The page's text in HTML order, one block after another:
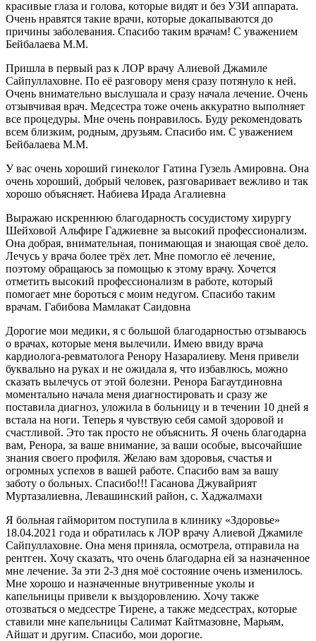
красивые глаза и голова, которые видят и без УЗИ аппарата.
Очень нравятся такие врачи, которые докапываются до
причины заболевания. Спасибо таким врачам! С уважением
Бейбалаева М.М.
Пришла в первый раз к ЛОР врачу Алиевой Джамиле
Сайпуллаховне. По её разговору меня сразу потянуло к ней.
Очень внимательно выслушала и сразу начала лечение. Очень
отзывчивая врач. Медсестра тоже очень аккуратно выполняет
все процедуры. Мне очень понравилось. Буду рекомендовать
всем близким, родным, друзьям. Спасибо им. С уважением
Бейбалаева М.М.
У вас очень хороший гинеколог Гатина Гузель Амировна. Она
очень хороший, добрый человек, разговаривает вежливо и так
хорошо объясняет. Набиева Ирада Агалиевна
Выражаю искреннюю благодарность сосудистому хирургу
Шейховой Альфире Гаджиевне за высокий профессионализм.
Она добрая, внимательная, понимающая и знающая своё дело.
Лечусь у врача более трёх лет. Мне помогло её лечение,
поэтому обращаюсь за помощью к этому врачу. Хочется
отметить высокий профессионализм в работе, который
помогает мне бороться с моим недугом. Спасибо таким
врачам. Габибова Мамлакат Саидовна
Дорогие мои медики, я с большой благодарностью отзываюсь
о врачах, которые меня вылечили. Имею ввиду врача
кардиолога-ревматолога Ренору Назаралиеву. Меня привели
буквально на руках и не ожидала я, что избавлюсь, можно
сказать вылечусь от этой болезни. Ренора Багаутдиновна
моментально начала меня диагностировать и сразу же
поставила диагноз, уложила в больницу и в течении 10 дней я
встала на ноги. Теперь я чувствую себя самой здоровой и
счастливой. Это так просто не объяснить. Я очень благодарна
вам, Ренора, за ваше внимание, за ваши особые, высочайшие
знания своего профиля. Желаю вам здоровья, счастья и
огромных успехов в вашей работе. Спасибо вам за вашу
заботу о больных. Спасибо!!! Гасанова Джувайрият
Муртазалиевна, Левашинский район, с. Хаджалмахи
Я больная гайморитом поступила в клинику «Здоровье»
18.04.2021 года и обратилась к ЛОР врачу Алиевой Джамиле
Сайпуллаховне. Она меня приняла, осмотрела, отправила на
рентген. Хочу сказать, что очень благодарна ей за назначенное
мне лечение. За эти 2-3 дня моё состояние очень изменилось.
Мне хорошо и назначенные внутривенные уколы и
капельницы привели к выздоровлению. Хочу также
отозваться о медсестре Тирене, а также медсестрах, которые
ставили мне капельницы Салимат Кайтмазовне, Марьям,
Айшат и другим. Спасибо, мои дорогие.